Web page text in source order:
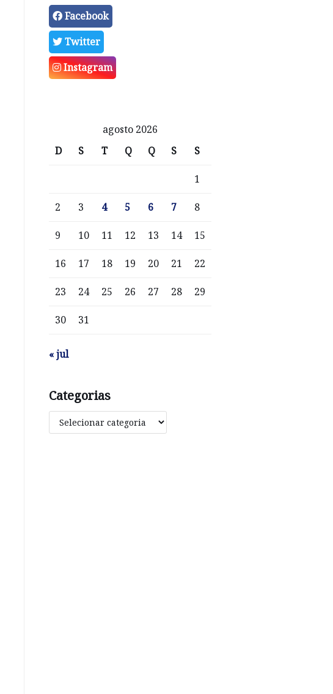
Facebook
Twitter
Instagram
agosto 2026
D
S T Q Q S S
1
2 3 4 5 6 7 8
9 10 11 12 13 14 15
16 17 18 19 20 21 22
23 24 25 26 27 28 29
30 31
« jul
Categorias